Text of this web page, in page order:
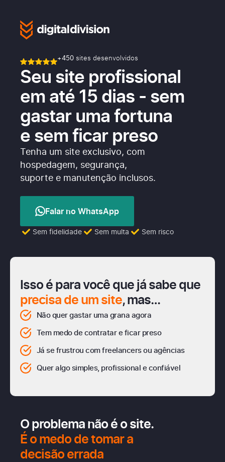
+450 sites desenvolvidos
Seu site profissional
em até 15 dias - sem
gastar uma fortuna
e sem ficar preso
Tenha um site exclusivo, com
hospedagem, segurança,
suporte e manutenção inclusos.
Falar no WhatsApp
Sem fidelidade Sem multa Sem risco
Isso é para você que já sabe que
precisa de um site, mas…
Não quer gastar uma grana agora
Tem medo de contratar e ficar preso
Já se frustrou com freelancers ou agências
Quer algo simples, profissional e confiável
O problema não é o site.
É o medo de tomar a
decisão errada